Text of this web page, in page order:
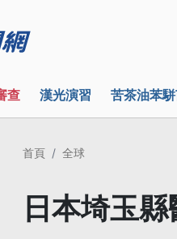
查 漢光演習 苦茶油苯
首頁 全球
日本埼玉